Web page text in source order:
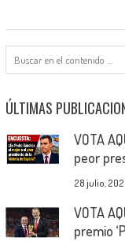
ÚLTIMAS
VOTA
peor
28 julio,
VOTA
premio